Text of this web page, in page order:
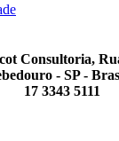
Consultoria,
- SP -
17 3343 5111